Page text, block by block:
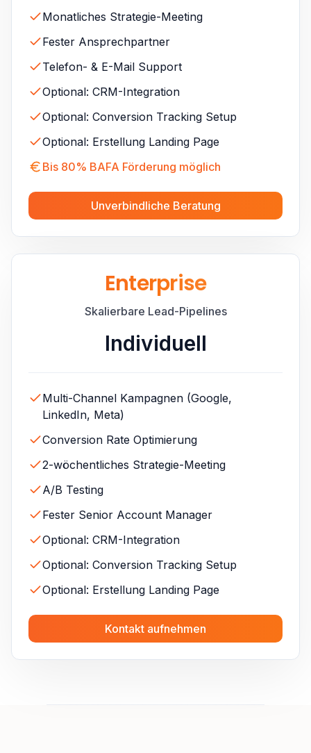
Monatliches Strategie-Meeting
Fester Ansprechpartner
Telefon- & E-Mail Support
Optional: CRM-Integration
Optional: Conversion Tracking Setup
Optional: Erstellung Landing Page
Bis 80% BAFA Förderung möglich
Unverbindliche Beratung
Enterprise
Skalierbare Lead-Pipelines
Individuell
Multi-Channel Kampagnen (Google,
LinkedIn, Meta)
Conversion Rate Optimierung
2-wöchentliches Strategie-Meeting
A/B Testing
Fester Senior Account Manager
Optional: CRM-Integration
Optional: Conversion Tracking Setup
Optional: Erstellung Landing Page
Kontakt aufnehmen